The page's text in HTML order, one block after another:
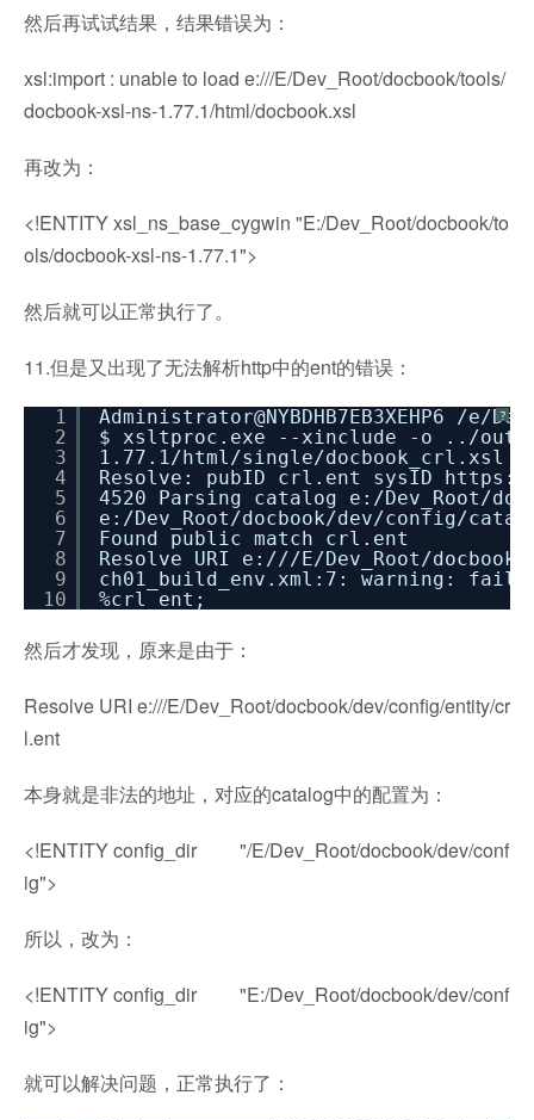
然后再试试结果，结果错误为：
xsl:import : unable to load e:///E/Dev_Root/docbook/tools/
docbook-xsl-ns-1.77.1/html/docbook.xsl
再改为：
<!ENTITY xsl_ns_base_cygwin "E:/Dev_Root/docbook/to
ols/docbook-xsl-ns-1.77.1">
然后就可以正常执行了。
11.但是又出现了无法解析http中的ent的错误：
?
1
2
3
4
5
6
7
8
9
10
Administrator@NYBDHB7EB3XEHP6 /e/
$ xsltproc.exe --xinclude -o .. /
1.77.1/html/single/docbook_crl .xsl
Resolve: pubID crl.ent sysID https:
4520 Parsing catalog e: /Dev_Root/
e: /Dev_Root/docbook/dev/config/
Found public match crl.ent
Resolve URI e: ///E/Dev_Root/
ch01_build_env.xml:7: warning:
%crl_ent;
然后才发现，原来是由于：
Resolve URI e:///E/Dev_Root/docbook/dev/config/entity/cr
l.ent
本身就是非法的地址，对应的catalog中的配置为：
<!ENTITY config_dir "/E/Dev_Root/docbook/dev/conf
ig">
所以，改为：
<!ENTITY config_dir "E:/Dev_Root/docbook/dev/conf
ig">
就可以解决问题，正常执行了：